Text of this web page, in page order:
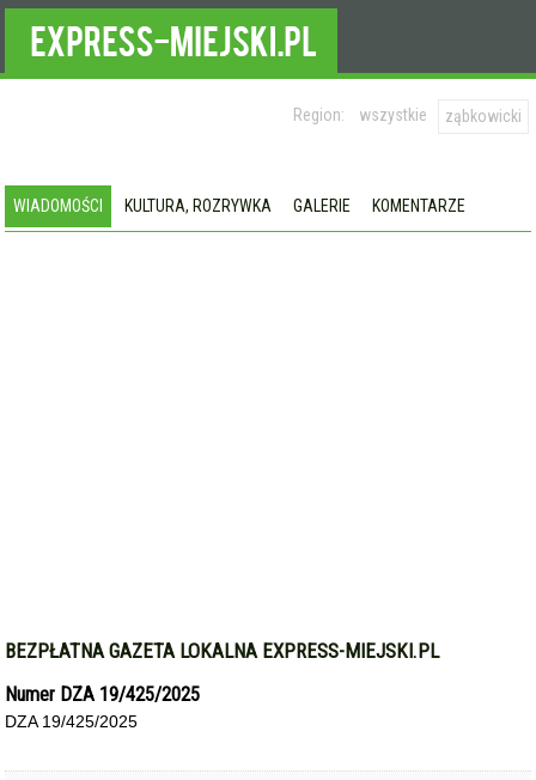
Region: wszystkie ząbkowicki
WIADOMOŚCI KULTURA, ROZRYWKA GALERIE KOMENTARZE
BEZPŁATNA GAZETA LOKALNA EXPRESS-MIEJSKI.PL
Numer DZA 19/425/2025
DZA 19/425/2025